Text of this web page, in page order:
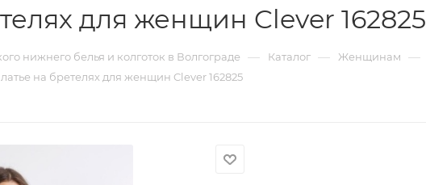
для женщин Clever 162825
нижнего белья и колготок в Волгограде — Каталог — Женщинам —
на бретелях для женщин Clever 162825